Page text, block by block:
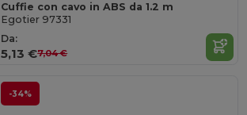
Cuffie con cavo in ABS da 1.2 m
Egotier 97331
Da:
5,13 €7,04 €
-34%